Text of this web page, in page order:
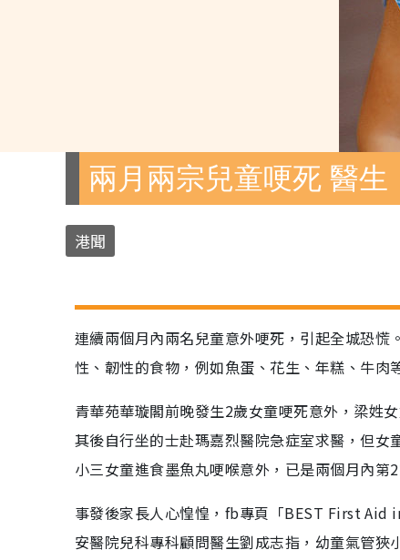
兩月兩宗兒童哽死 醫生
港聞
連續兩個月內兩名兒童意外哽死，引起全城恐
性、韌性的食物，例如魚蛋、花生、年糕、牛肉
青華苑華璇閣前晚發生2歲女童哽死意外，梁姓
其後自行坐的士赴瑪嘉烈醫院急症室求醫，但
小三女童進食墨魚丸哽喉意外，已是兩個月內第
事發後家長人心惶惶，fb專頁「BEST First Aid
安醫院兒科專科顧問醫生劉成志指，幼童氣管